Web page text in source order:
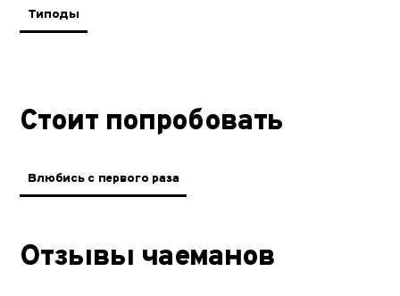
Типоды
Стоит попробовать
Влюбись с первого раза
Отзывы чаеманов